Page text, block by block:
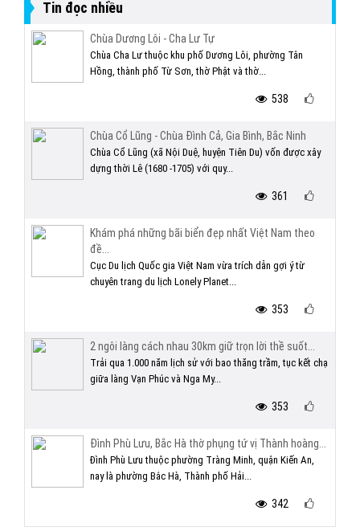
Tin đọc nhiều
Chùa Dương Lôi - Cha Lư Tự
Chùa Cha Lư thuộc khu phố Dương Lôi, phường Tân
Hồng, thành phố Từ Sơn, thờ Phật và thờ...
538
Chùa Cổ Lũng - Chùa Đình Cả, Gia Bình, Bắc Ninh
Chùa Cổ Lũng (xã Nội Duệ, huyện Tiên Du) vốn được xây
dựng thời Lê (1680 -1705) với quy...
361
Khám phá những bãi biển đẹp nhất Việt Nam theo
đề...
Cục Du lịch Quốc gia Việt Nam vừa trích dẫn gợi ý từ
chuyên trang du lịch Lonely Planet...
353
2 ngôi làng cách nhau 30km giữ trọn lời thề suốt...
Trải qua 1.000 năm lịch sử với bao thăng trầm, tục kết chạ
giữa làng Vạn Phúc và Nga My...
353
Đình Phù Lưu, Bắc Hà thờ phụng tứ vị Thành hoàng...
Đình Phù Lưu thuộc phường Tràng Minh, quận Kiến An,
nay là phường Bắc Hà, Thành phố Hải...
342